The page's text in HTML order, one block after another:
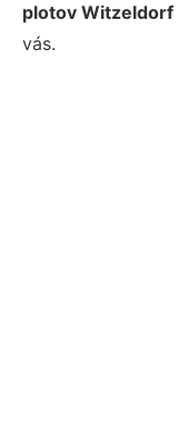
plotov Witzeldorf
vás.